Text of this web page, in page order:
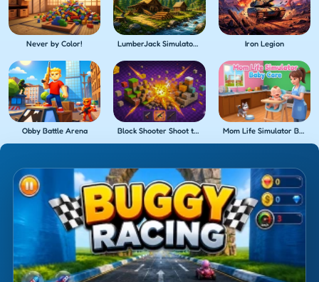
Never by Color! LumberJack Simulator 3D Iron Legion
Obby Battle Arena Block Shooter Shoot the Blocks! Mom Life Simulator Baby Care